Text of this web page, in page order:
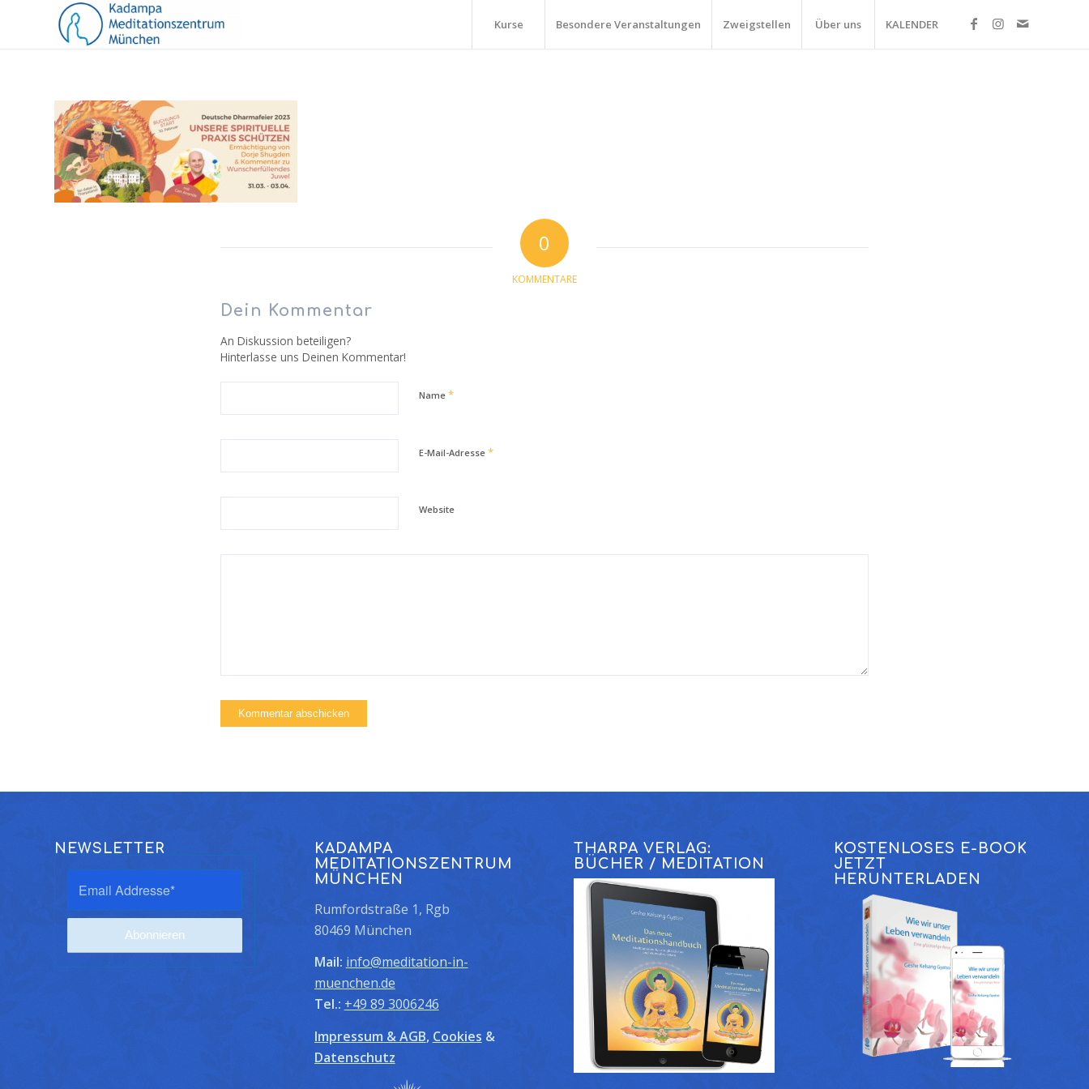
Kurse Besondere Veranstaltungen Zweigstellen Über uns KALENDER
0
KOMMENTARE
Dein Kommentar
An Diskussion beteiligen?
Hinterlasse uns Deinen Kommentar!
Name *
E-Mail-Adresse *
Website
NEWSLETTER
KADAMPA
MEDITATIONSZENTRUM
MÜNCHEN
Rumfordstraße 1, Rgb
80469 München
Mail: info@meditation-in-
muenchen.de
Tel.: +49 89 3006246
Impressum & AGB, Cookies &
Datenschutz
THARPA VERLAG:
BÜCHER / MEDITATION
KOSTENLOSES E-BOOK
JETZT
HERUNTERLADEN